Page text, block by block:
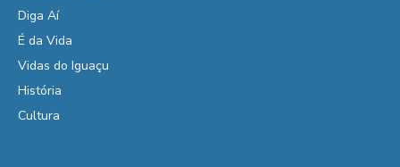
Diga Aí
É da Vida
Vidas do Iguaçu
História
Cultura